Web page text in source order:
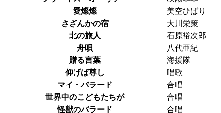
愛燦燦
美空ひばり
さざんかの宿
大川栄策
北の旅人
石原裕次郎
舟唄
八代亜紀
贈る言葉
海援隊
仰げば尊し
唱歌
マイ・バラード
合唱
世界中のこどもたちが
合唱
怪獣のバラード
合唱